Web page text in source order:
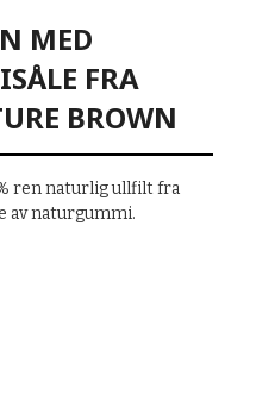
MED
FRA
BROWN
ren naturlig ullfilt fra
av naturgummi.